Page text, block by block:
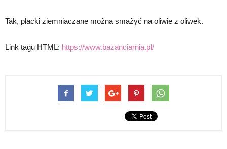
Tak, placki ziemniaczane można smażyć na oliwie z oliwek.
Link tagu HTML: https://www.bazanciarnia.pl/